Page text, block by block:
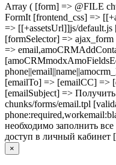
Array ( [form] => @FILE
FormIt [frontend_css] =>
=> [[+assetsUrl]]js/
[formSelector] =>
=>
[emailTo] => [emailCC] =>
[emailSubject] =>
chunks/forms/email.tpl
необходимо заполнить
доступ в личный кабинет
×